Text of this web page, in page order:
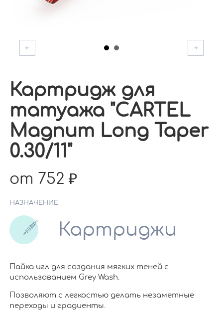
Картридж для
татуажа "CARTEL
Magnum Long Taper
0.30/11"
от 752
НАЗНАЧЕНИЕ
Картриджи
Пайка игл для создания мягких теней с
использованием Grey Wash.
Позволяют с легкостью делать незаметные
переходы и градиенты.